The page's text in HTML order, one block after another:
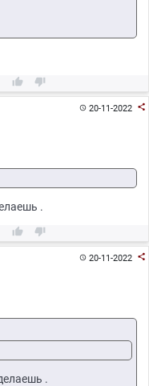
 
20-11-2022 
.
 
20-11-2022 
.